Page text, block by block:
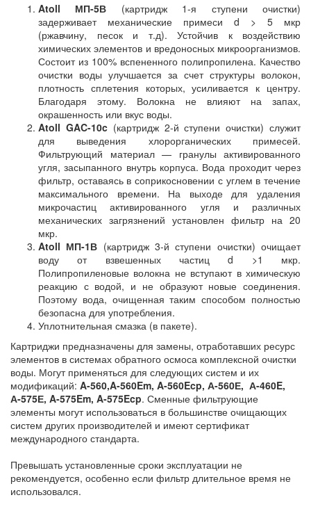
Atoll МП-5В (картридж 1-я ступени очистки)
задерживает механические примеси d > 5 мкр
(ржавчину, песок и т.д). Устойчив к воздействию
химических элементов и вредоносных микроорганизмов.
Состоит из 100% вспененного полипропилена. Качество
очистки воды улучшается за счет структуры волокон,
плотность сплетения которых, усиливается к центру.
Благодаря этому. Волокна не влияют на запах,
окрашенность или вкус воды.
Atoll GAC-10c(картридж 2-й ступени очистки) служит
для выведения хлорорганических примесей.
Фильтрующий материал — гранулы активированного
угля, засыпанного внутрь корпуса. Вода проходит через
фильтр, оставаясь в соприкосновении с углем в течение
максимального времени. На выходе для удаления
микрочастиц активированного угля и различных
механических загрязнений установлен фильтр на 20
мкр.
Atoll МП-1В (картридж 3-й ступени очистки) очищает
воду от взвешенных частиц d >1 мкр.
Полипропиленовые волокна не вступают в химическую
реакцию с водой, и не образуют новые соединения.
Поэтому вода, очищенная таким способом полностью
безопасна для употребления.
Уплотнительная смазка (в пакете).
Картриджи предназначены для замены, отработавших ресурс
элементов в системах обратного осмоса комплексной очистки
воды. Могут применяться для следующих систем и их
модификаций: A-560,A-560Em, A-560Ecp, А-560Е, А-460E,
А-575Е, A-575Em, A-575Ecp. Сменные фильтрующие
элементы могут использоваться в большинстве очищающих
систем других производителей и имеют сертификат
международного стандарта.
Превышать установленные сроки эксплуатации не
рекомендуется, особенно если фильтр длительное время не
использовался.